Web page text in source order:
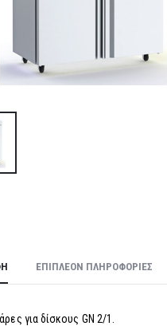
ΕΠΙΠΛΈΟΝ ΠΛΗΡΟΦΟΡΊΕΣ
για δίσκους GN 2/1.